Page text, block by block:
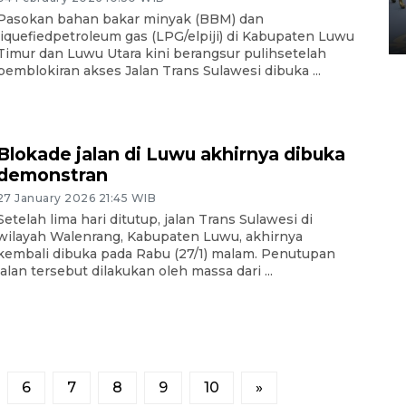
bahan bakar minyak (BBM) dan
gas (LPG/elpiji) di Kabupaten Luwu
dan Luwu Utara kini berangsur pulihsetelah
akses Jalan Trans Sulawesi dibuka ...
jalan di Luwu akhirnya dibuka
January 2026 21:45 WIB
lima hari ditutup, jalan Trans Sulawesi di
Walenrang, Kabupaten Luwu, akhirnya
dibuka pada Rabu (27/1) malam. Penutupan
tersebut dilakukan oleh massa dari ...
6 7 8 9 10 »
Yogyakarta
02 April 2026 12:51 WIB